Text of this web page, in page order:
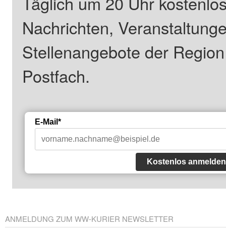
Nachrichten,
Stellenangebote der
Postfach.
E-Mail*
Kostenlos anmelden
ANMELDUNG ZUM WW-KURIER NEWSLETTER